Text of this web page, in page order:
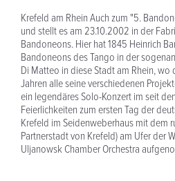
Krefeld am Rhein Auch zum "5.
und stellt es am 23.10.2002 in der
Bandoneons. Hier hat 1845 Heinrich
Bandoneons des Tango in der
Di Matteo in diese Stadt am Rhein,
Jahren alle seine verschiedenen
ein legendäres Solo-Konzert im seit
Feierlichkeiten zum ersten Tag der
Krefeld im Seidenweberhaus mit dem
Partnerstadt von Krefeld) am Ufer der
Uljanowsk Chamber Orchestra